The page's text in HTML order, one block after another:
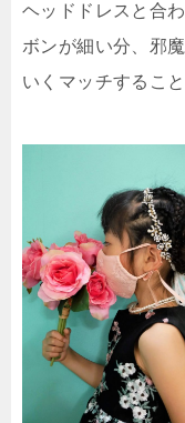
ヘッドドレスと合
ボンが細い分、邪
いくマッチするこ